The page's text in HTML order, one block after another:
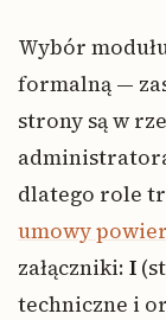
Wybór
formalną —
strony są w
dlatego role
umowy
załączniki: I
techniczne i